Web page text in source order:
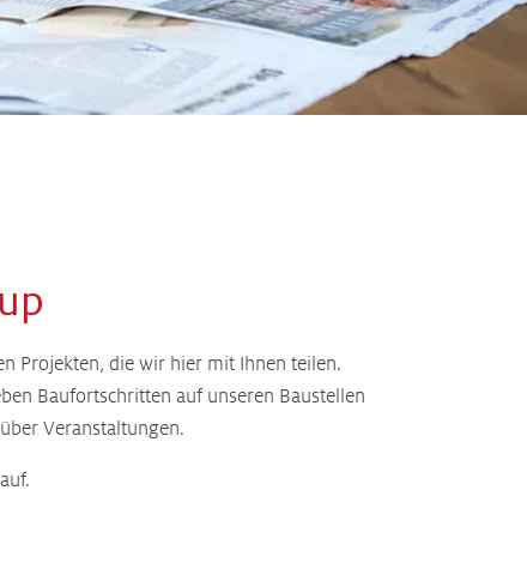
Projekten, die wir hier mit Ihnen teilen.
Baufortschritten auf unseren Baustellen
Veranstaltungen.